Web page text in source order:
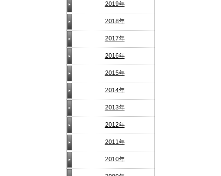
2019年
2018年
2017年
2016年
2015年
2014年
2013年
2012年
2011年
2010年